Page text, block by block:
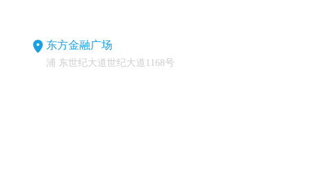
东方金融广场
浦 东世纪大道世纪大道1168号